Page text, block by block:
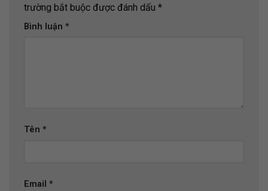
trường bắt buộc được đánh dấu *
Bình luận *
Tên *
Email *